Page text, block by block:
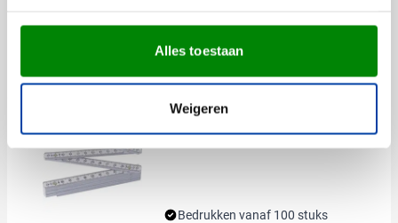
Alles toestaan
Weigeren
Bedrukken vanaf 100 stuks